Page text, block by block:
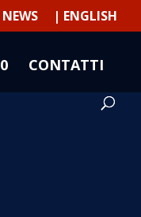
NEWS | ENGLISH
CONTATTI